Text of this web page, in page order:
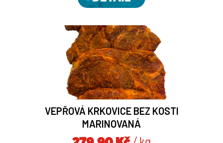
VEPŘOVÁ KRKOVICE BEZ KOSTI
MARINOVANÁ